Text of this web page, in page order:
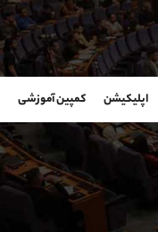
اپلیکیشن کمپین آموزشی
شروع گفتگو
@Armteam_admin_104
104